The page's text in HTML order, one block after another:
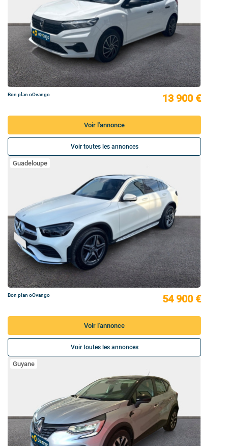
Bon plan oOvango 13 900 €
Voir l'annonce
Voir toutes les annonces
Guadeloupe
Bon plan oOvango 54 900 €
Voir l'annonce
Voir toutes les annonces
Guyane